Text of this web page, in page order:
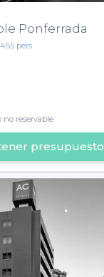
Ponferrada
pers.
no reservable
presupuesto